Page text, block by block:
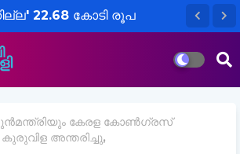
22.68 കോടി രൂപ
സമൻസ്
കേരള കോണ്‍ഗ്രസ്
അന്തരിച്ചു,